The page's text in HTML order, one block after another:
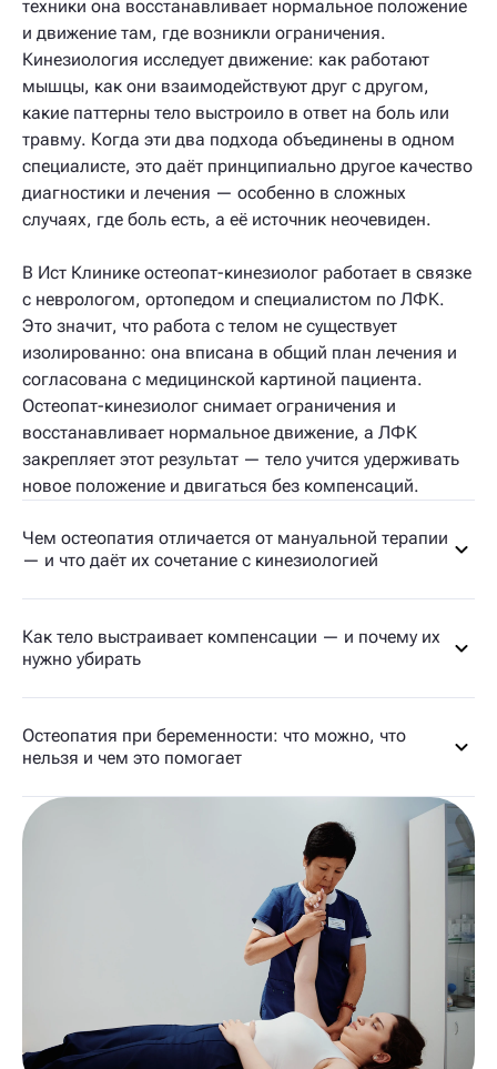
техники она восстанавливает нормальное положение
и движение там, где возникли ограничения.
Кинезиология исследует движение: как работают
мышцы, как они взаимодействуют друг с другом,
какие паттерны тело выстроило в ответ на боль или
травму. Когда эти два подхода объединены в одном
специалисте, это даёт принципиально другое качество
диагностики и лечения — особенно в сложных
случаях, где боль есть, а её источник неочевиден.
В Ист Клинике остеопат-кинезиолог работает в связке
с неврологом, ортопедом и специалистом по ЛФК.
Это значит, что работа с телом не существует
изолированно: она вписана в общий план лечения и
согласована с медицинской картиной пациента.
Остеопат-кинезиолог снимает ограничения и
восстанавливает нормальное движение, а ЛФК
закрепляет этот результат — тело учится удерживать
новое положение и двигаться без компенсаций.
Чем остеопатия отличается от мануальной терапии
— и что даёт их сочетание с кинезиологией
Как тело выстраивает компенсации — и почему их
нужно убирать
Остеопатия при беременности: что можно, что
нельзя и чем это помогает